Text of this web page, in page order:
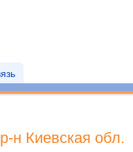
н Киевская обл.